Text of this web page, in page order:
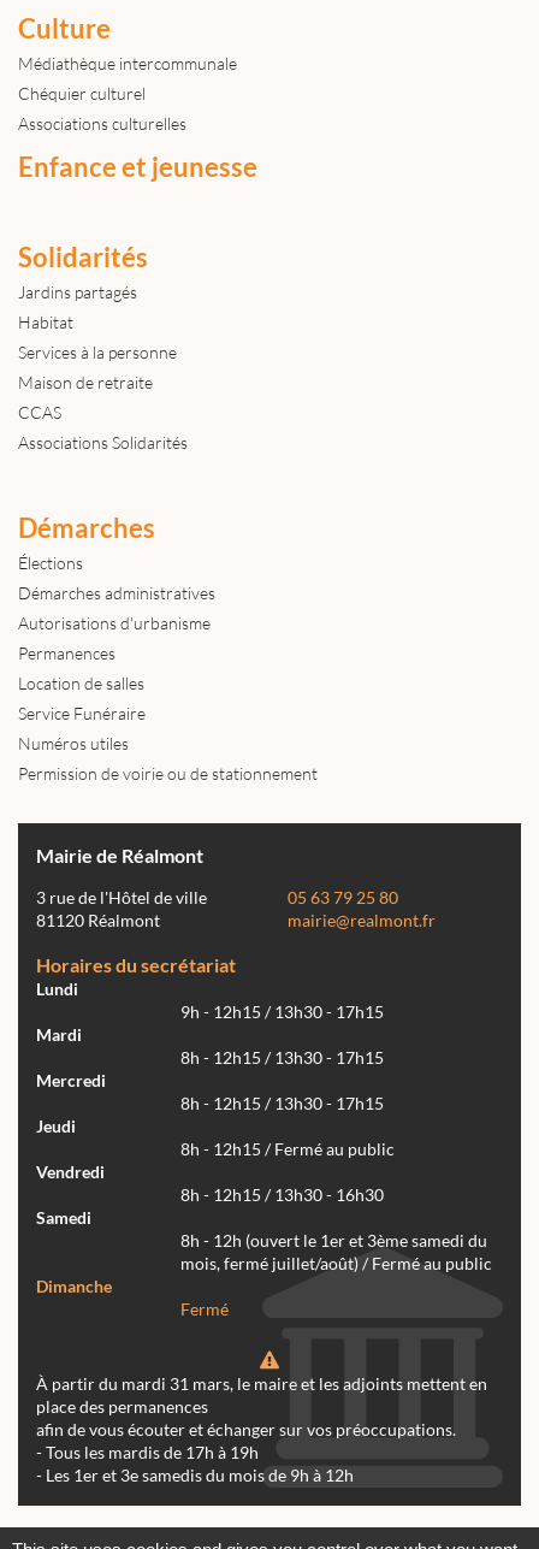
Culture
Médiathèque intercommunale
Chéquier culturel
Associations culturelles
Enfance et jeunesse
Solidarités
Jardins partagés
Habitat
Services à la personne
Maison de retraite
CCAS
Associations Solidarités
Démarches
Élections
Démarches administratives
Autorisations d'urbanisme
Permanences
Location de salles
Service Funéraire
Numéros utiles
Permission de voirie ou de stationnement
Mairie de Réalmont
3 rue de l'Hôtel de ville
81120 Réalmont
05 63 79 25 80
mairie@realmont.fr
Horaires du secrétariat
Lundi
9h - 12h15 / 13h30 - 17h15
Mardi
8h - 12h15 / 13h30 - 17h15
Mercredi
8h - 12h15 / 13h30 - 17h15
Jeudi
8h - 12h15 / Fermé au public
Vendredi
8h - 12h15 / 13h30 - 16h30
Samedi
8h - 12h (ouvert le 1er et 3ème samedi du
mois, fermé juillet/août) / Fermé au public
Dimanche
Fermé
À partir du mardi 31 mars, le maire et les adjoints mettent en
place des permanences
afin de vous écouter et échanger sur vos préoccupations.
- Tous les mardis de 17h à 19h
- Les 1er et 3e samedis du mois de 9h à 12h